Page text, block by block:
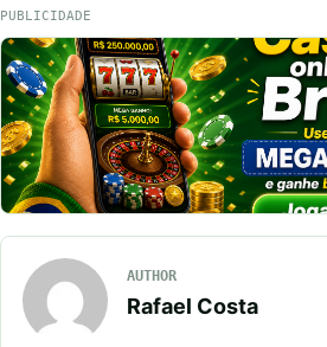
PUBLICIDADE
AUTHOR
Rafael Costa